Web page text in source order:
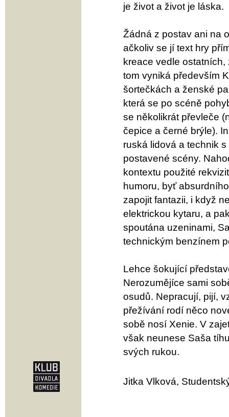
je život a život je láska.
Žádná z postav ani na
ačkoliv se jí text hry
kreace vedle
tom vyniká především
šortečkách a ženské
která se po scéně
se několikrát převleče
čepice a černé brýle).
ruská lidová a technik
postavené scény.
kontextu použité
humoru, byť
zapojit fantazii, i když
elektrickou kytaru, a
spoutána uzeninami,
technickým benzínem
Lehce šokující
Nerozumějíce sami
osudů. Nepracují, pijí,
přežívání rodí něco
sobě nosí Xenie. V
však neunese Saša
svých rukou.
Jitka Vlková,